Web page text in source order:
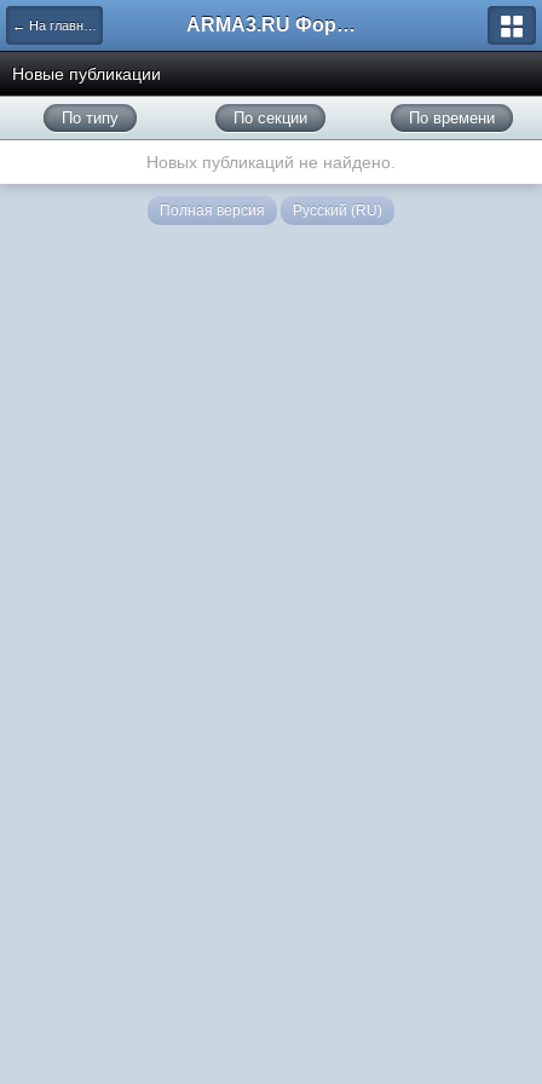
← На главную ARMA3.RU Форум
Новые публикации
По типу По секции По времени
Новых публикаций не найдено.
Полная версия Русский (RU)